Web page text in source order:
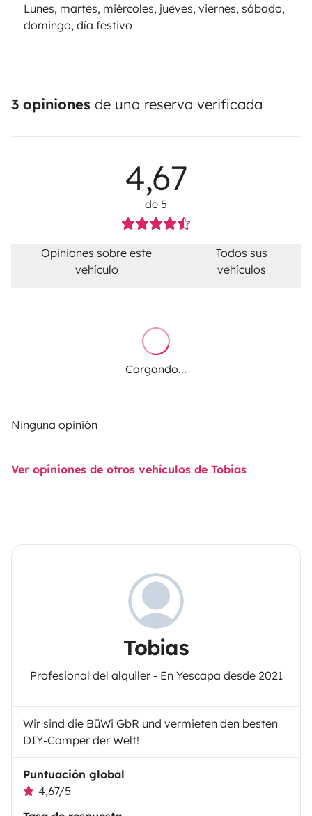
Lunes, martes, miércoles, jueves, viernes, sábado,
domingo, día festivo
3 opiniones de una reserva verificada
4,67
de 5
Opiniones sobre este
vehículo
Todos sus
vehículos
Cargando...
Ninguna opinión
Ver opiniones de otros vehículos de Tobias
Tobias
Profesional del alquiler - En Yescapa desde 2021
Wir sind die BüWi GbR und vermieten den besten
DIY-Camper der Welt!
Puntuación global
4,67/5